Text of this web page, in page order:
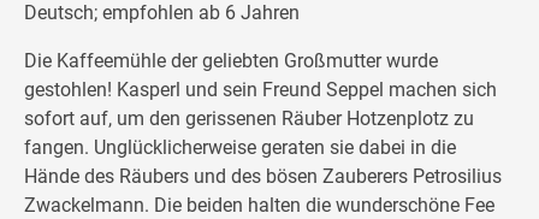
Deutsch; empfohlen ab 6 Jahren
Die Kaffeemühle der geliebten Großmutter wurde
gestohlen! Kasperl und sein Freund Seppel machen sich
sofort auf, um den gerissenen Räuber Hotzenplotz zu
fangen. Unglücklicherweise geraten sie dabei in die
Hände des Räubers und des bösen Zauberers Petrosilius
Zwackelmann. Die beiden halten die wunderschöne Fee